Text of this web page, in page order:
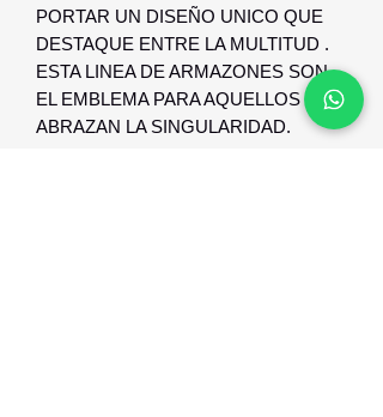
PORTAR UN DISEÑO UNICO QUE
DESTAQUE ENTRE LA MULTITUD .
ESTA LINEA DE ARMAZONES SON
EL EMBLEMA PARA AQUELLOS QUE
ABRAZAN LA SINGULARIDAD.